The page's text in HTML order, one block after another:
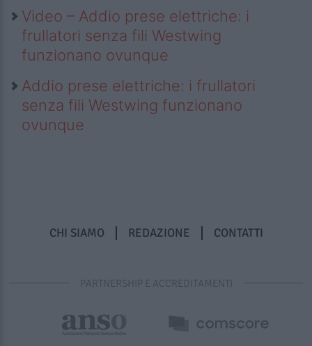
Video – Addio prese elettriche: i
frullatori senza fili Westwing
funzionano ovunque
Addio prese elettriche: i frullatori
senza fili Westwing funzionano
ovunque
CHI SIAMO REDAZIONE CONTATTI
PARTNERSHIP E ACCREDITAMENTI